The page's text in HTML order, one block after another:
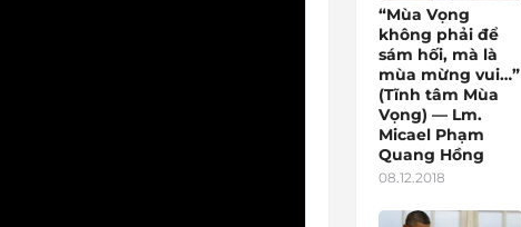
“Mùa Vọng
không phải để
sám hối, mà là
mùa mừng vui…”
(Tĩnh tâm Mùa
Vọng) — Lm.
Micael Phạm
Quang Hồng
08.12.2018